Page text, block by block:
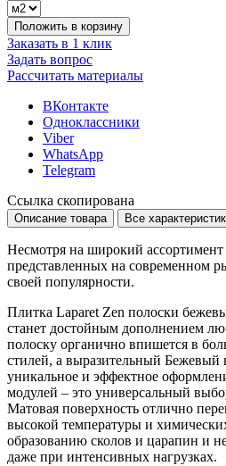
Положить в корзину
Заказать в 1 клик
Задать вопрос
Рассчитать материалы
ВКонтакте
Одноклассники
Viber
WhatsApp
Telegram
Ссылка скопирована
Описание товара Все
Несмотря на широкий
представленных на современном
своей популярности.
Плитка Laparet Zen полоски
станет достойным дополнением
полоску органично впишется в
стилей, а выразительный Бежевый
уникальное и эффектное
модулей – это универсальный
Матовая поверхность отлично
высокой температуры и
образованию сколов и царапин и
даже при интенсивных нагрузках.